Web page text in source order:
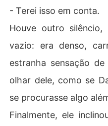
- Terei isso em conta.
Houve outro
vazio: era denso,
estranha sensação
olhar dele, como se
se procurasse algo
Finalmente, ele